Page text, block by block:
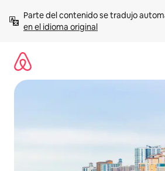
contenido
Parte del contenido se tradujo
en el idioma original